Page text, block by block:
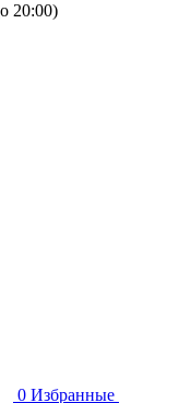
20:00)
0 Избранные